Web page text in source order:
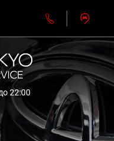
22:00